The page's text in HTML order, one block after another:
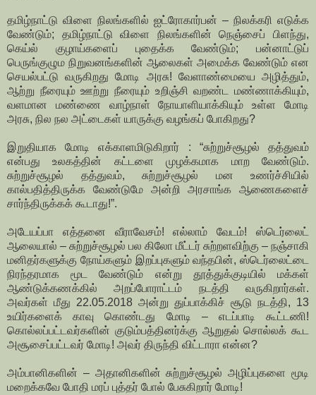
தமிழ்நாட்டு விளை நிலங்களில் ஐட்ரோகார்பன் – நிலக்கரி எடுக்க
வேண்டும்; தமிழ்நாட்டு விளை நிலங்களின் நெஞ்சைப் பிளந்து,
கெய்ல் குழாய்களைப் புதைக்க வேண்டும்; பன்னாட்டுப்
பெருங்குழும நிறுவனங்களின் ஆலைகள் அமைக்க வேண்டும் என
செயல்பட்டு வருகிறது மோடி அரசு! வேளாண்மையை அழித்தும்,
ஆற்று நீரையும் ஊற்று நீரையும் உறிஞ்சி வறண்ட மண்ணாக்கியும்,
வளமான மண்ணை வாழ்நாள் நோயாளியாக்கியும் உள்ள மோடி
அரசு, நில நல அட்டைகள் யாருக்கு வழங்கப் போகிறது?
இறுதியாக மோடி எக்காளமிடுகிறார் : “சுற்றுச்சூழல் தத்துவம்
என்பது உலகத்தின் கட்டளை முழக்கமாக மாற வேண்டும்.
சுற்றுச்சூழல் தத்துவம், சுற்றுச்சூழல் மன உணர்ச்சியில்
கால்பதித்திருக்க வேண்டுமே அன்றி அரசாங்க ஆணைகளைச்
சார்ந்திருக்கக் கூடாது!”.
அடேயப்பா எத்தனை வீராவேசம்! எல்லாம் வேடம்! ஸ்டெர்லைட்
ஆலையால் – சுற்றுச்சூழல் பல கிலோ மீட்டர் சுற்றளவிற்கு – நஞ்சாகி
மனிதர்களுக்கு நோய்களும் இறப்புகளும் வந்தபின், ஸ்டெர்லைட்டை
நிரந்தரமாக மூட வேண்டும் என்று தூத்துக்குடியில் மக்கள்
ஆண்டுக்கணக்கில் அறப்போராட்டம் நடத்தி வருகிறார்கள்.
அவர்கள் மீது 22.05.2018 அன்று துப்பாக்கிச் சூடு நடத்தி, 13
உயிர்களைக் காவு கொண்டது மோடி – எடப்பாடி கூட்டணி!
கொல்லப்பட்டவர்களின் குடும்பத்தினர்க்கு ஆறுதல் சொல்லக் கூட
அசூசைப்பட்டவர் மோடி! அவர் திருந்தி விட்டாரா என்ன?
அம்பானிகளின் – அதானிகளின் சுற்றுச்சூழல் அழிப்புகளை மூடி
மறைக்கவே போதி மரப் புத்தர் போல் பேசுகிறார் மோடி!